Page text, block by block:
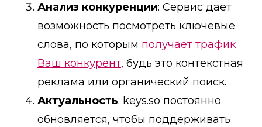
Анализ конкуренции: Сервис дает
возможность посмотреть ключевые
слова, по которым получает трафик
Ваш конкурент, будь это контекстная
реклама или органический поиск.
Актуальность: keys.so постоянно
обновляется, чтобы поддерживать